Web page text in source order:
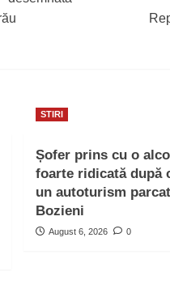
STIRI
Șofer prins cu o
foarte ridicată după
un autoturism
Bozieni
August 6, 2026 0